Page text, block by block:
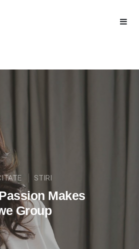
STIRI
Makes
Group